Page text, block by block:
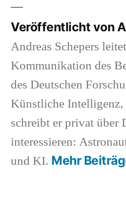
Veröffentlicht von
Andreas Schepers
Kommunikation des
des Deutschen
Künstliche
schreibt er privat über
interessieren:
und KI. Mehr